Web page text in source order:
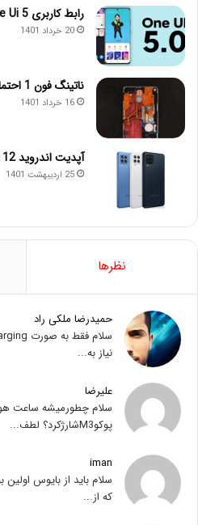
رابط کاربری One Ui 5 روانتر و یکپارچه تر می‌شود
20 خرداد 1401
ناتینگ فون 1 احتمالا این هفته معرفی می‌شود
16 خرداد 1401
آپدیت اندروید 12 برای گلکسی M22 منتشر شد
25 اردیبهشت 1401
نظرها
حمیدرضا ملکی راد
نیاز به...
علیرضا
سلام چطورمیشه ساعت
پوکوM3شارژکرد؟ لطف...
iman
سلام باید از بایوس
که از...